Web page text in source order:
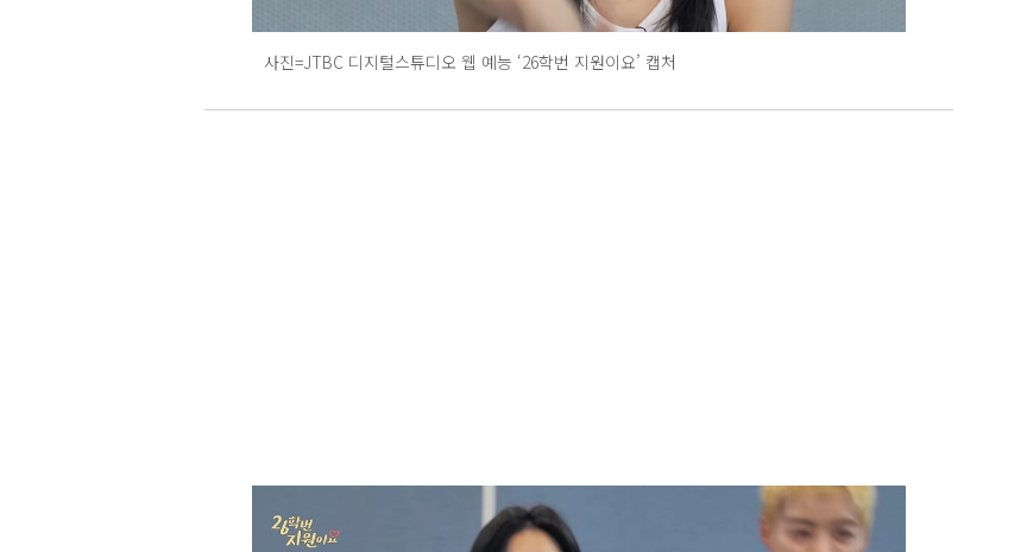
사진=JTBC 디지털스튜디오 웹 예능 ‘26학번 지원이요’ 캡처